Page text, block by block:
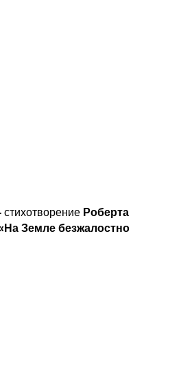
стихотворение Роберта
Земле безжалостно